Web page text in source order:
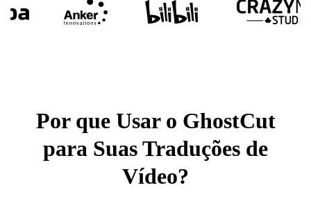
Por que Usar o GhostCut
para Suas Traduções de
Vídeo?